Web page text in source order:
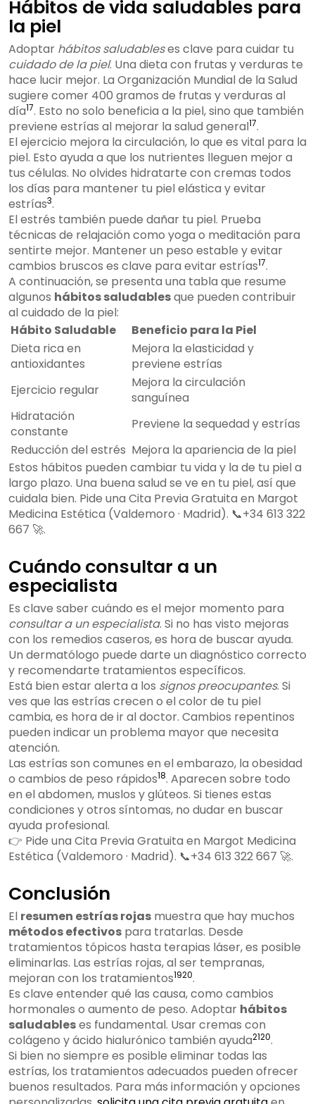
Hábitos de vida saludables para
la piel
Adoptar hábitos saludableses clave para cuidar tu
cuidado de la piel. Una dieta con frutas y verduras te
hace lucir mejor. La Organización Mundial de la Salud
sugiere comer 400 gramos de frutas y verduras al
día17. Esto no solo beneficia a la piel, sino que también
previene estrías al mejorar la salud general17.
El ejercicio mejora la circulación, lo que es vital para la
piel. Esto ayuda a que los nutrientes lleguen mejor a
tus células. No olvides hidratarte con cremas todos
los días para mantener tu piel elástica y evitar
estrías3.
El estrés también puede dañar tu piel. Prueba
técnicas de relajación como yoga o meditación para
sentirte mejor. Mantener un peso estable y evitar
cambios bruscos es clave para evitar estrías17.
A continuación, se presenta una tabla que resume
algunos hábitos saludablesque pueden contribuir
al cuidado de la piel:
Hábito Saludable
Beneficio para la Piel
Dieta rica en
antioxidantes
Mejora la elasticidad y
previene estrías
Ejercicio regular
Mejora la circulación
sanguínea
Hidratación
constante
Previene la sequedad y estrías
Reducción del estrés Mejora la apariencia de la piel
Estos hábitos pueden cambiar tu vida y la de tu piel a
largo plazo. Una buena salud se ve en tu piel, así que
cuidala bien. Pide una Cita Previa Gratuita en Margot
Medicina Estética (Valdemoro · Madrid). 📞+34 613 322
667 🚀.
Cuándo consultar a un
especialista
Es clave saber cuándo es el mejor momento para
consultar a un especialista. Si no has visto mejoras
con los remedios caseros, es hora de buscar ayuda.
Un dermatólogo puede darte un diagnóstico correcto
y recomendarte tratamientos específicos.
Está bien estar alerta a los signos preocupantes. Si
ves que las estrías crecen o el color de tu piel
cambia, es hora de ir al doctor. Cambios repentinos
pueden indicar un problema mayor que necesita
atención.
Las estrías son comunes en el embarazo, la obesidad
o cambios de peso rápidos18. Aparecen sobre todo
en el abdomen, muslos y glúteos. Si tienes estas
condiciones y otros síntomas, no dudar en buscar
ayuda profesional.
👉 Pide una Cita Previa Gratuita en Margot Medicina
Estética (Valdemoro · Madrid). 📞+34 613 322 667 🚀.
Conclusión
El resumen estrías rojas muestra que hay muchos
métodos efectivos para tratarlas. Desde
tratamientos tópicos hasta terapias láser, es posible
eliminarlas. Las estrías rojas, al ser tempranas,
mejoran con los tratamientos1920.
Es clave entender qué las causa, como cambios
hormonales o aumento de peso. Adoptar hábitos
saludableses fundamental. Usar cremas con
colágeno y ácido hialurónico también ayuda2120.
Si bien no siempre es posible eliminar todas las
estrías, los tratamientos adecuados pueden ofrecer
buenos resultados. Para más información y opciones